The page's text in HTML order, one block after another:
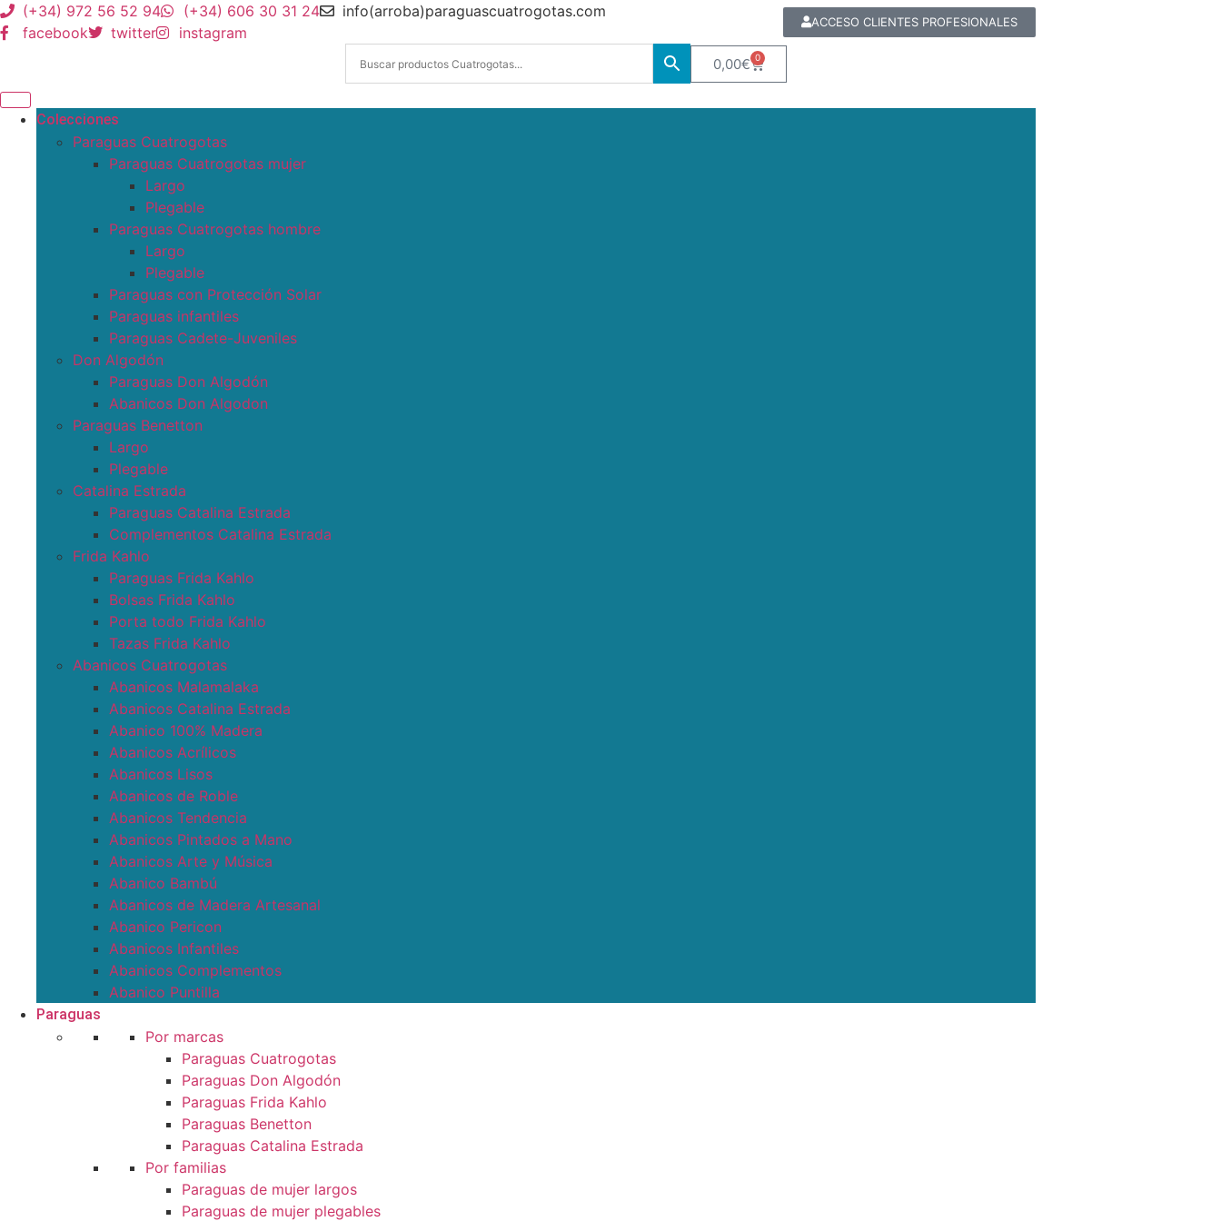
(+34) 972 56 52 94 (+34) 606 30 31 24
info(arroba)paraguascuatrogotas.com
facebook
twitter instagram
ACCESO CLIENTES PROFESIONALES
0,00€ 0
Colecciones
Paraguas Cuatrogotas
Paraguas Cuatrogotas mujer
Largo
Plegable
Paraguas Cuatrogotas hombre
Largo
Plegable
Paraguas con Protección Solar
Paraguas infantiles
Paraguas Cadete-Juveniles
Don Algodón
Paraguas Don Algodón
Abanicos Don Algodon
Paraguas Benetton
Largo
Plegable
Catalina Estrada
Paraguas Catalina Estrada
Complementos Catalina Estrada
Frida Kahlo
Paraguas Frida Kahlo
Bolsas Frida Kahlo
Porta todo Frida Kahlo
Tazas Frida Kahlo
Abanicos Cuatrogotas
Abanicos Malamalaka
Abanicos Catalina Estrada
Abanico 100% Madera
Abanicos Acrílicos
Abanicos Lisos
Abanicos de Roble
Abanicos Tendencia
Abanicos Pintados a Mano
Abanicos Arte y Música
Abanico Bambú
Abanicos de Madera Artesanal
Abanico Pericon
Abanicos Infantiles
Abanicos Complementos
Abanico Puntilla
Paraguas
Por marcas
Paraguas Cuatrogotas
Paraguas Don Algodón
Paraguas Frida Kahlo
Paraguas Benetton
Paraguas Catalina Estrada
Por familias
Paraguas de mujer largos
Paraguas de mujer plegables